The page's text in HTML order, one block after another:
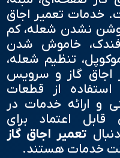
خدمات تعمیر اجاق
نشدن شعله، کم
فندک، خاموش شدن
تنظیم شعله،
اجاق گاز و سرویس
از قطعات
و ارائه خدمات در
قابل اعتماد برای
تعمیر اجاق گاز
خدمات هستند.